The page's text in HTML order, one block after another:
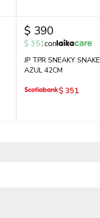
$ 390
$ 351con
JP TPR SNEAKY SNAKE
AZUL 42CM
$ 351